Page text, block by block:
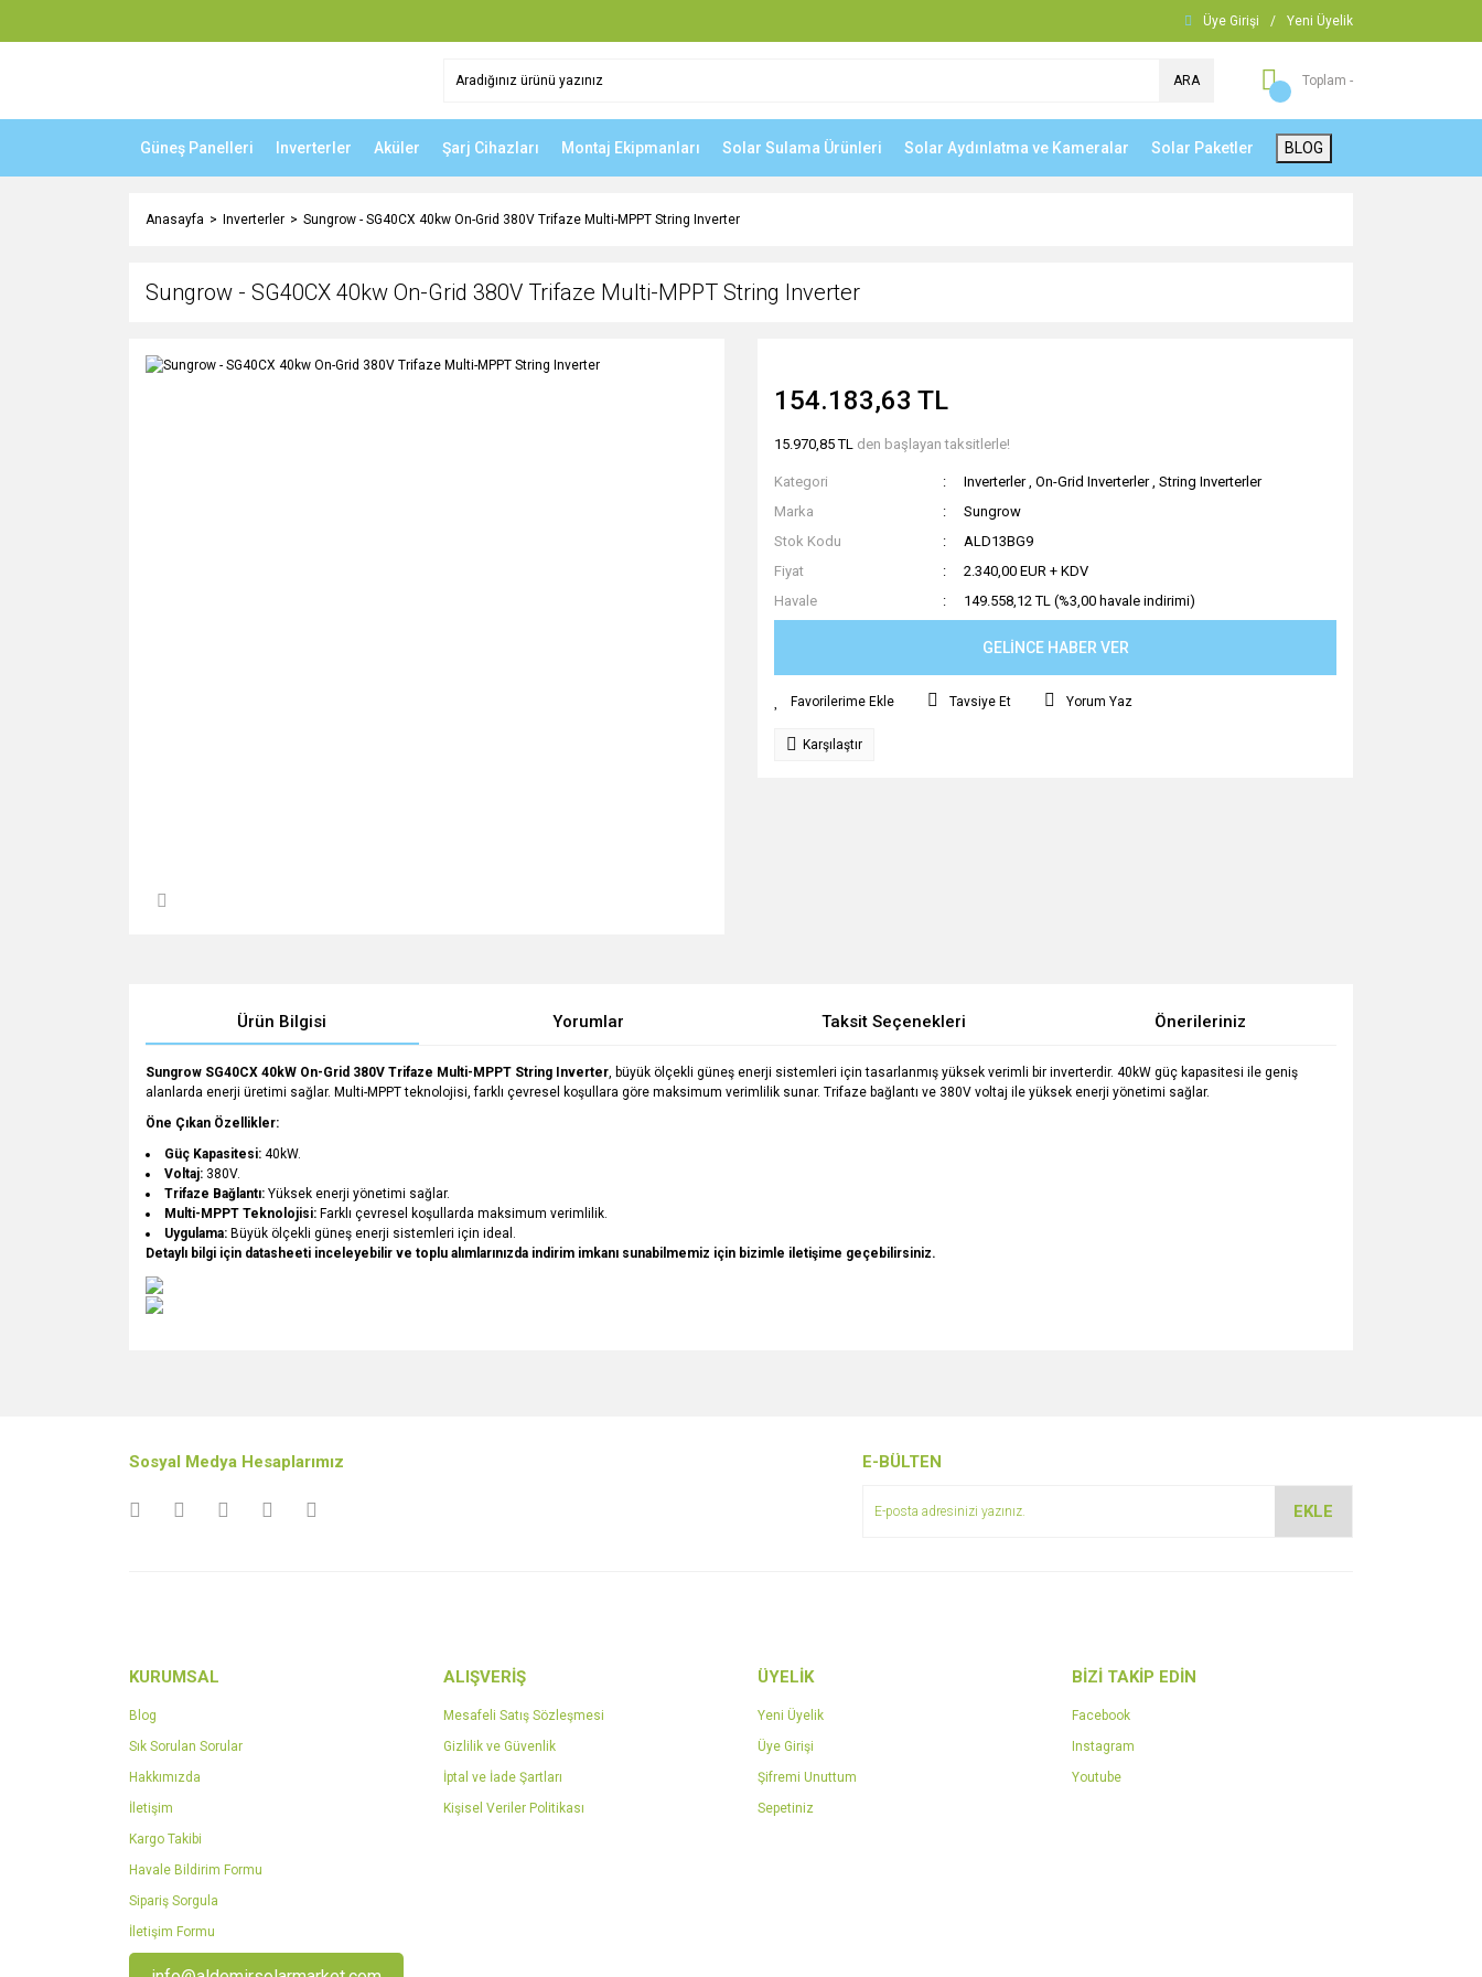
Üye Girişi / Yeni Üyelik
ARA Toplam -
Güneş Panelleri Inverterler Aküler Şarj Cihazları Montaj Ekipmanları Solar Sulama Ürünleri Solar Aydınlatma ve Kameralar Solar Paketler BLOG
Anasayfa Inverterler Sungrow - SG40CX 40kw On-Grid 380V Trifaze Multi-MPPT String Inverter
Sungrow - SG40CX 40kw On-Grid 380V Trifaze Multi-MPPT String Inverter
154.183,63 TL
15.970,85 TL den başlayan taksitlerle!
Kategori Inverterler , On-Grid Inverterler , String Inverterler
Marka
Sungrow
Stok Kodu
ALD13BG9
Fiyat
2.340,00 EUR + KDV
Havale
149.558,12 TL (%3,00 havale indirimi)
GELİNCE HABER VER
Tavsiye Et Yorum Yaz
Karşılaştır
Ürün Bilgisi Yorumlar Taksit Seçenekleri Önerileriniz
Sungrow SG40CX 40kW On-Grid 380V Trifaze Multi-MPPT String Inverter, büyük ölçekli güneş enerji sistemleri için tasarlanmış yüksek verimli bir inverterdir. 40kW güç kapasitesi ile geniş
alanlarda enerji üretimi sağlar. Multi-MPPT teknolojisi, farklı çevresel koşullara göre maksimum verimlilik sunar. Trifaze bağlantı ve 380V voltaj ile yüksek enerji yönetimi sağlar.
Öne Çıkan Özellikler:
Güç Kapasitesi: 40kW.
Voltaj: 380V.
Trifaze Bağlantı: Yüksek enerji yönetimi sağlar.
Multi-MPPT Teknolojisi: Farklı çevresel koşullarda maksimum verimlilik.
Uygulama: Büyük ölçekli güneş enerji sistemleri için ideal.
Detaylı bilgi için datasheeti inceleyebilir ve toplu alımlarınızda indirim imkanı sunabilmemiz için bizimle iletişime geçebilirsiniz.
Ürün açıklamasında eksik bilgiler bulunuyor.
Sosyal Medya Hesaplarımız E-BÜLTEN
EKLE
KURUMSAL
Blog
Sık Sorulan Sorular
Hakkımızda
İletişim
Kargo Takibi
Havale Bildirim Formu
Sipariş Sorgula
İletişim Formu
ALIŞVERİŞ
Mesafeli Satış Sözleşmesi
Gizlilik ve Güvenlik
İptal ve İade Şartları
Kişisel Veriler Politikası
ÜYELİK
Yeni Üyelik
Üye Girişi
Şifremi Unuttum
Sepetiniz
BİZİ TAKİP EDİN
Facebook
Instagram
Youtube